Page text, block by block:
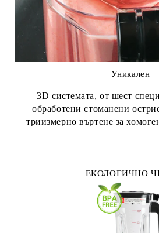
Уникален
3D системата, от шест
обработени стоманени
триизмерно въртене за
ЕКОЛОГИЧНО